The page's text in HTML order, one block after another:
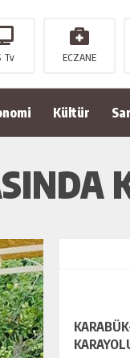
Tv ECZANE
Kültür